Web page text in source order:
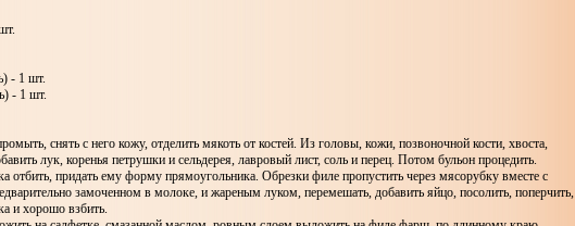
- 1 шт.
- 1 шт.
снять с него кожу, отделить мякоть от костей. Из головы, кожи, позвоночной кости, хвоста,
лук, коренья петрушки и сельдерея, лавровый лист, соль и перец. Потом бульон процедить.
отбить, придать ему форму прямоугольника. Обрезки филе пропустить через мясорубку вместе с
замоченном в молоке, и жареным луком, перемешать, добавить яйцо, посолить, поперчить,
и хорошо взбить.